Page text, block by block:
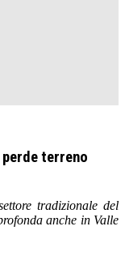
terreno
tradizionale del
anche in Valle